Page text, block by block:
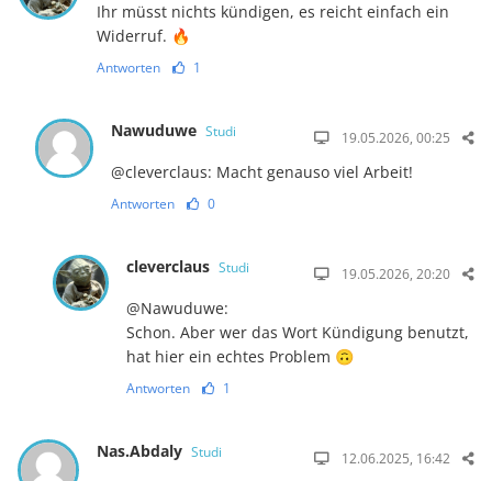
Ihr müsst nichts kündigen, es reicht einfach ein
Widerruf. 🔥
Antworten 1
Nawuduwe Studi 19.05.2026, 00:25
@cleverclaus: Macht genauso viel Arbeit!
Antworten 0
cleverclaus Studi 19.05.2026, 20:20
@Nawuduwe:
Schon. Aber wer das Wort Kündigung benutzt,
hat hier ein echtes Problem 🙃
Antworten 1
Nas.Abdaly Studi 12.06.2025, 16:42